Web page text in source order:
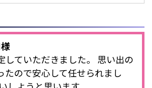
していただきました。 思い出の
たので安心して任せられまし